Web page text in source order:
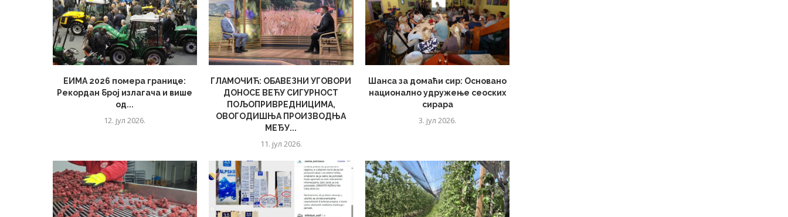
ЕИМА 2026 помера границе:
Рекордан број излагача и више
од...
12. јул 2026.
ГЛАМОЧИЋ: ОБАВЕЗНИ УГОВОРИ
ДОНОСЕ ВЕЋУ СИГУРНОСТ
ПОЉОПРИВРЕДНИЦИМА,
ОВОГОДИШЊА ПРОИЗВОДЊА
МЕЂУ...
11. јул 2026.
Шанса за домаћи сир: Основано
национално удружење сеоских
сирара
3. јул 2026.